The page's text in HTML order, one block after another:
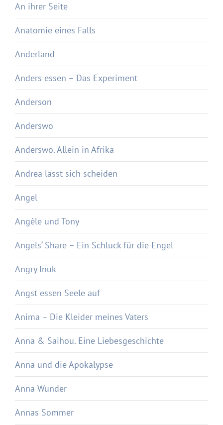
An ihrer Seite
Anatomie eines Falls
Anderland
Anders essen – Das Experiment
Anderson
Anderswo
Anderswo. Allein in Afrika
Andrea lässt sich scheiden
Angel
Angèle und Tony
Angels‘ Share – Ein Schluck für die Engel
Angry Inuk
Angst essen Seele auf
Anima – Die Kleider meines Vaters
Anna & Saihou. Eine Liebesgeschichte
Anna und die Apokalypse
Anna Wunder
Annas Sommer